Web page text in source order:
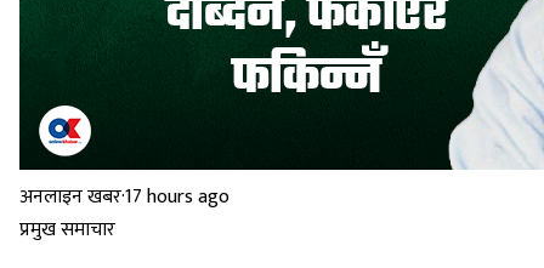
अनलाइन खबर·17 hours ago
प्रमुख समाचार